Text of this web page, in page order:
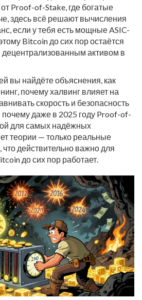
Proof-of-Stake, где богатые
здесь всё решают вычисления
если у тебя есть мощные ASIC-
Bitcoin до сих пор остаётся
активом в
вы найдёте объяснения, как
почему халвинг влияет на
скорость и безопасность
почему даже в 2025 году Proof-of-
для самых надёжных
теории — только реальные
действительно важно для
до сих пор работает.